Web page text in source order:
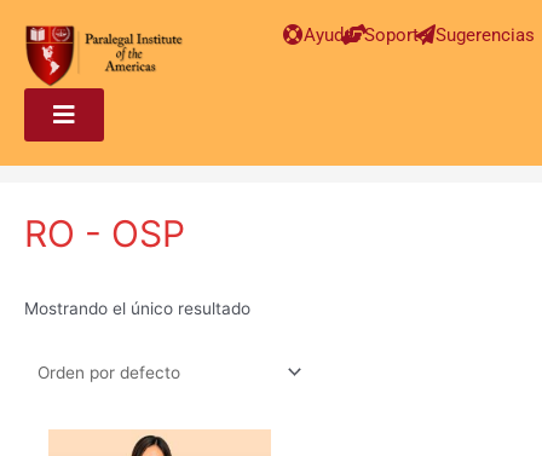
Ayuda Soporte Sugerencias
RO - OSP
Mostrando el único resultado